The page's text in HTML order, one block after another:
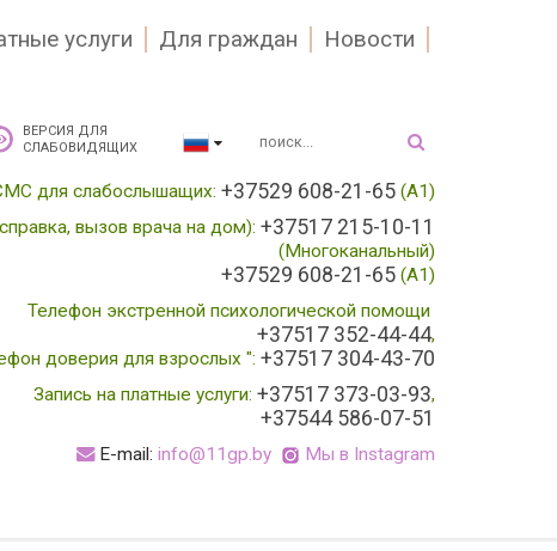
услуги Для граждан
Новости
ВЕРСИЯ ДЛЯ
СЛАБОВИДЯЩИХ
для слабослышащих: +37529 608-21-65 (А1)
вызов врача на дом): +37517 215-10-11
(Многоканальный)
+37529 608-21-65 (A1)
Телефон экстренной психологической помощи
+37517 352-44-44,
доверия для взрослых ": +37517 304-43-70
Запись на платные услуги: +37517 373-03-93,
+37544 586-07-51
E-mail: info@11gp.by Мы в Instagram